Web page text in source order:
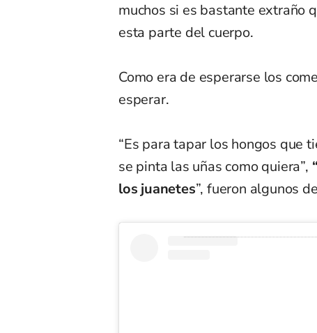
muchos si es bastante extraño
esta parte del cuerpo.
Como era de esperarse los
esperar.
“Es para tapar los hongos que
se pinta las uñas como quiera”,
los juanetes”, fueron algunos